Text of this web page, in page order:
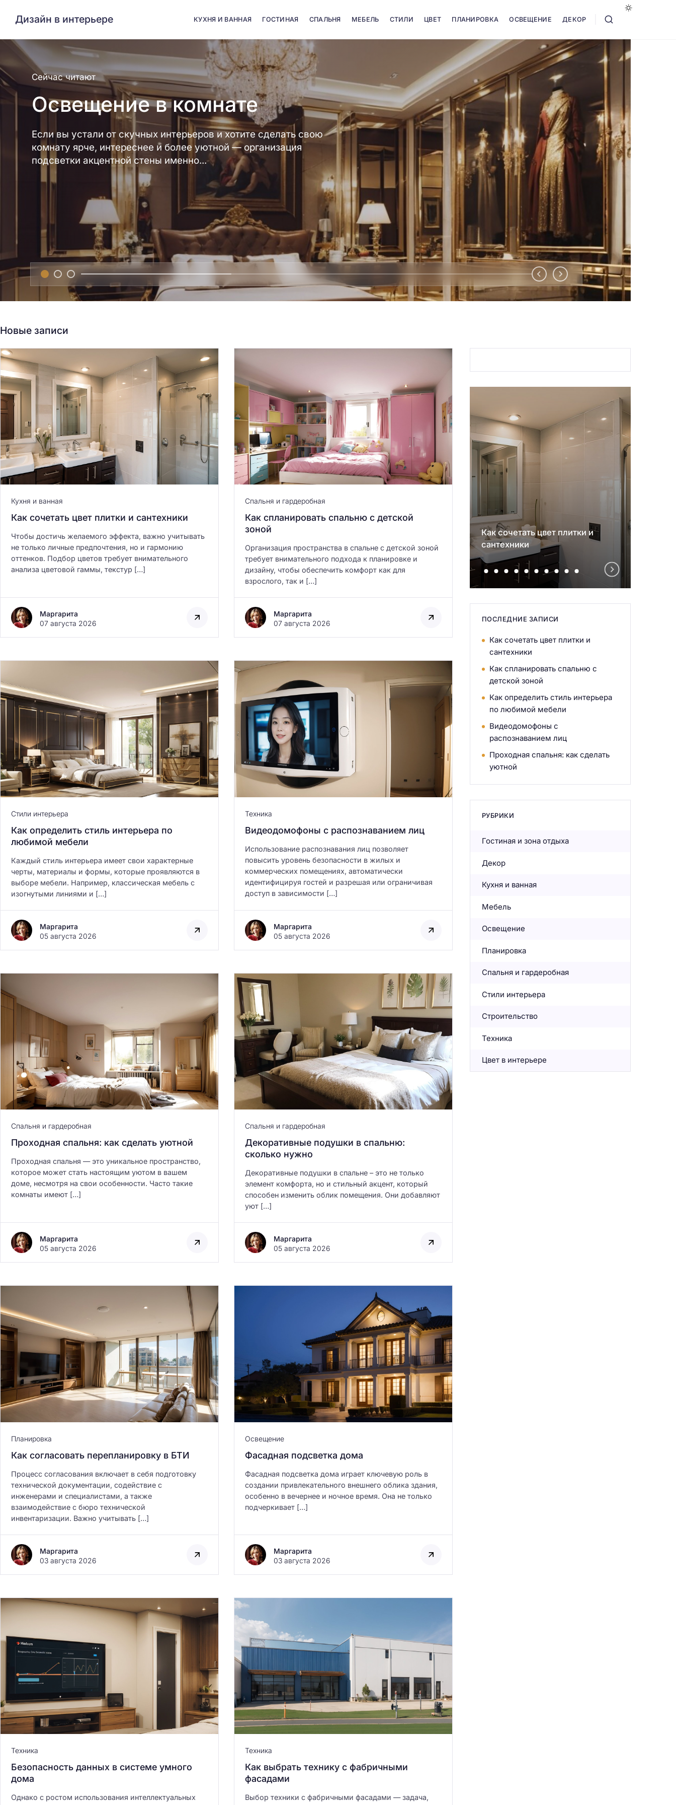
Дизайн в интерьере КУХНЯ И ВАННАЯ ГОСТИНАЯ СПАЛЬНЯ МЕБЕЛЬ СТИЛИ ЦВЕТ ПЛАНИРОВКА ОСВЕЩЕНИЕ ДЕКОР
Сейчас читают
Освещение в комнате
Если вы устали от скучных интерьеров и хотите сделать свою
комнату ярче, интереснее и более уютной — организация
подсветки акцентной стены именно...
Новые записи
Кухня и ванная
Как сочетать цвет плитки и сантехники
Чтобы достичь желаемого эффекта, важно учитывать
не только личные предпочтения, но и гармонию
оттенков. Подбор цветов требует внимательного
анализа цветовой гаммы, текстур […]
Маргарита
07 августа 2026
Спальня и гардеробная
Как спланировать спальню с детской
зоной
Организация пространства в спальне с детской зоной
требует внимательного подхода к планировке и
дизайну, чтобы обеспечить комфорт как для
взрослого, так и […]
Маргарита
07 августа 2026
Стили интерьера
Как определить стиль интерьера по
любимой мебели
Каждый стиль интерьера имеет свои характерные
черты, материалы и формы, которые проявляются в
выборе мебели. Например, классическая мебель с
изогнутыми линиями и […]
Маргарита
05 августа 2026
Техника
Видеодомофоны с распознаванием лиц
Использование распознавания лиц позволяет
повысить уровень безопасности в жилых и
коммерческих помещениях, автоматически
идентифицируя гостей и разрешая или ограничивая
доступ в зависимости […]
Маргарита
05 августа 2026
Спальня и гардеробная
Проходная спальня: как сделать уютной
Проходная спальня — это уникальное пространство,
которое может стать настоящим уютом в вашем
доме, несмотря на свои особенности. Часто такие
комнаты имеют […]
Маргарита
05 августа 2026
Спальня и гардеробная
Декоративные подушки в спальню:
сколько нужно
Декоративные подушки в спальне – это не только
элемент комфорта, но и стильный акцент, который
способен изменить облик помещения. Они добавляют
уют […]
Маргарита
05 августа 2026
Планировка
Как согласовать перепланировку в БТИ
Процесс согласования включает в себя подготовку
технической документации, содействие с
инженерами и специалистами, а также
взаимодействие с бюро технической
инвентаризации. Важно учитывать […]
Маргарита
03 августа 2026
Освещение
Фасадная подсветка дома
Фасадная подсветка дома играет ключевую роль в
создании привлекательного внешнего облика здания,
особенно в вечернее и ночное время. Она не только
подчеркивает […]
Маргарита
03 августа 2026
Техника
Безопасность данных в системе умного
дома
Однако с ростом использования интеллектуальных
Техника
Как выбрать технику с фабричными
фасадами
Выбор техники с фабричными фасадами — задача,
Безопасность данных в
системе умного дома
зоны отдыха
Как сочетать цвет плитки и
сантехники
ПОСЛЕДНИЕ ЗАПИСИ
Как сочетать цвет плитки и
сантехники
Как спланировать спальню с
детской зоной
Как определить стиль интерьера
по любимой мебели
Видеодомофоны с
распознаванием лиц
Проходная спальня: как сделать
уютной
РУБРИКИ
Гостиная и зона отдыха
Декор
Кухня и ванная
Мебель
Освещение
Планировка
Спальня и гардеробная
Стили интерьера
Строительство
Техника
Цвет в интерьере
Н
а
й
т